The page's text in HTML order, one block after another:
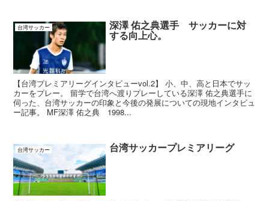
台湾サッカー 深澤 佑之典選手 サッカーに対
する向上心。
【台湾プレミアリーグインタビューvol.2】 小、中、高と日本でサッ
カーをプレー。 留学で台湾へ渡りプレーしている深澤 佑之典選手に
伺った、台湾サッカーの印象と今後の発展についての現地インタビュ
ー記事。 MF深澤 佑之典 1998...
台湾サッカー 台湾サッカープレミアリーグ